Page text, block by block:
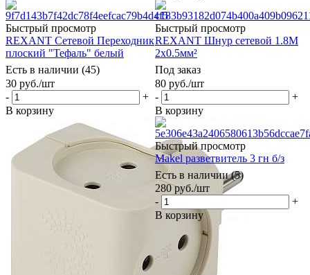
Быстрый просмотр
REXANT Сетевой Переходник
плоский "Тефаль" белый
Есть в наличии (45)
30 руб./шт
-
+
В корзину
Быстрый просмотр
REXANT Шнур сетевой 1.8М
2x0.5мм²
Под заказ
80 руб./шт
-
+
В корзину
Быстрый просмотр
Makel разветвитель 3 гн б/з
Есть в наличии (5)
280руб./шт
-
+
В корзину